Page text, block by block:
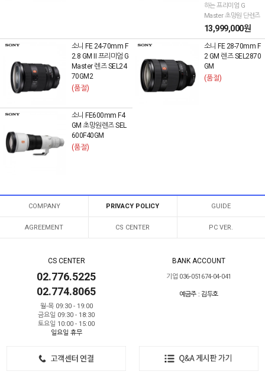
하는 프리미엄 G
Master 초망원 단렌즈
13,999,000원
소니 FE 24-70mm F
2.8 GM II 프리미엄 G
Master 렌즈 SEL24
70GM2
(품절)
소니 FE 28-70mm F
2 GM 렌즈 SEL2870
GM
(품절)
소니 FE600mm F4
GM 초망원렌즈 SEL
600F40GM
(품절)
COMPANY PRIVACY POLICY GUIDE
AGREEMENT CS CENTER PC VER.
CS CENTER
02.776.5225
02.774.8065
월-목 09:30 - 19:00
금요일 09:30 - 18:30
토요일 10:00 - 15:00
일요일 휴무
BANK ACCOUNT
기업 036-051674-04-041
예금주 : 김두호